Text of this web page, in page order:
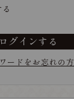
ログインする
ードをお忘れの方